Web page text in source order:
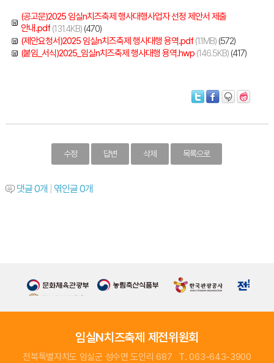
(공고문)2025 임실n치즈축제 행사대행사업자 선정 제안서 제출
안내.pdf (131.4KB) (470)
(제안요청서)2025 임실n치즈축제 행사대행 용역.pdf (1.1MB) (572)
(붙임_서식)2025_임실n치즈축제 행사대행 용역.hwp (146.5KB) (417)
수정 답변 삭제 목록으로
댓글0개 엮인글0개
임실N치즈축제 제전위원회
전북특별자치도 임실군 성수면 도인리 687 T.063-643-3900